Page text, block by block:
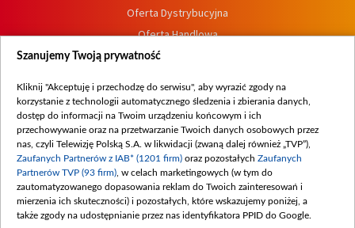
Oferta Dystrybucyjna
Oferta Handlowa
Dostępność
Procedura zgłoszeń wewnętrznych
Szanujemy Twoją prywatność
Kliknij "Akceptuję i przechodzę do serwisu", aby wyrazić zgody na
korzystanie z technologii automatycznego śledzenia i zbierania danych,
dostęp do informacji na Twoim urządzeniu końcowym i ich
przechowywanie oraz na przetwarzanie Twoich danych osobowych przez
nas, czyli Telewizję Polską S.A. w likwidacji (zwaną dalej również „TVP”),
Zaufanych Partnerów z IAB* (1201 firm) oraz pozostałych Zaufanych
Partnerów TVP (93 firm) , w celach marketingowych (w tym do
zautomatyzowanego dopasowania reklam do Twoich zainteresowań i
mierzenia ich skuteczności) i pozostałych, które wskazujemy poniżej, a
także zgody na udostępnianie przez nas identyfikatora PPID do Google.